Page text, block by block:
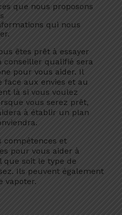
que nous proposons
qui nous
êtes prêt à essayer
conseiller qualifié sera
pour vous aider. Il
face aux envies et au
là si vous voulez
vous serez prêt,
à établir un plan
compétences et
pour vous aider à
soit le type de
Ils peuvent également
vapoter.